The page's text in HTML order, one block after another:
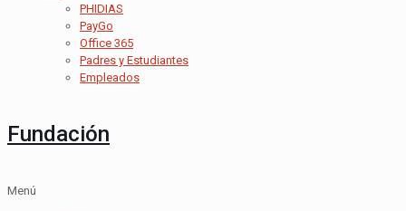
PHIDIAS
PayGo
Office 365
Padres y Estudiantes
Empleados
Fundación
Menú